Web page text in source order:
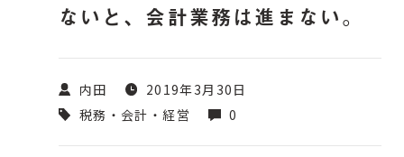
ないと、会計業務は進まない。
内田
2019年3月30日
税務・会計・経営
0